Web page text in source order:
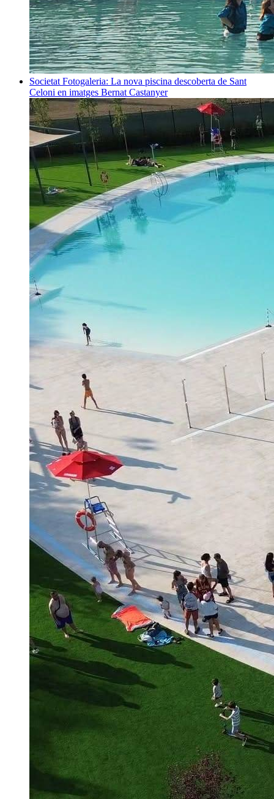
Societat Fotogaleria: La nova piscina descoberta de Sant
Celoni en imatges Bernat Castanyer